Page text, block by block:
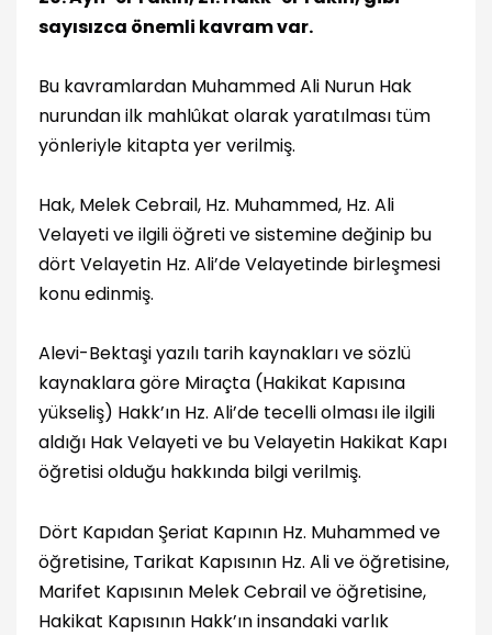
sayısızca önemli kavram var.
Bu kavramlardan Muhammed Ali Nurun Hak
nurundan ilk mahlûkat olarak yaratılması tüm
yönleriyle kitapta yer verilmiş.
Hak, Melek Cebrail, Hz. Muhammed, Hz. Ali
Velayeti ve ilgili öğreti ve sistemine değinip bu
dört Velayetin Hz. Ali’de Velayetinde birleşmesi
konu edinmiş.
Alevi-Bektaşi yazılı tarih kaynakları ve sözlü
kaynaklara göre Miraçta (Hakikat Kapısına
yükseliş) Hakk’ın Hz. Ali’de tecelli olması ile ilgili
aldığı Hak Velayeti ve bu Velayetin Hakikat Kapı
öğretisi olduğu hakkında bilgi verilmiş.
Dört Kapıdan Şeriat Kapının Hz. Muhammed ve
öğretisine, Tarikat Kapısının Hz. Ali ve öğretisine,
Marifet Kapısının Melek Cebrail ve öğretisine,
Hakikat Kapısının Hakk’ın insandaki varlık